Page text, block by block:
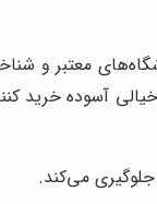
معتبر و
خیالی آسوده خرید
می‌کند.